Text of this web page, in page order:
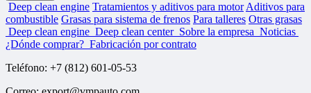
Deep clean engine Tratamientos y aditivos para motor Aditivos para
combustible Grasas para sistema de frenos Para talleres Otras grasas
Deep clean engine Deep clean center Sobre la empresa Noticias
¿Dónde comprar? Fabricación por contrato
Teléfono: +7 (812) 601-05-53